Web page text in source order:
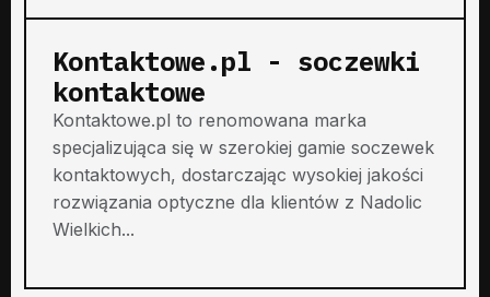
Kontaktowe.pl - soczewki
kontaktowe
Kontaktowe.pl to renomowana marka
specjalizująca się w szerokiej gamie soczewek
kontaktowych, dostarczając wysokiej jakości
rozwiązania optyczne dla klientów z Nadolic
Wielkich...